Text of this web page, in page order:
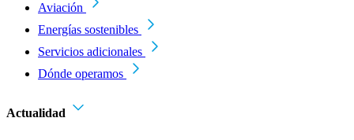
Aviación
Energías sostenibles
Servicios adicionales
Dónde operamos
Actualidad